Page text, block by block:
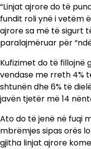
“Linjat ajrore do të
fundit roli ynë i vetëm
ajrore sa më të sigurt
paralajmëruar për
Kufizimet do të fillojnë
vendase me rreth 4%
shtunën dhe 6% të
javën tjetër më 14
Ato do të jenë në fuqi
mbrëmjes sipas orës
gjitha linjat ajrore